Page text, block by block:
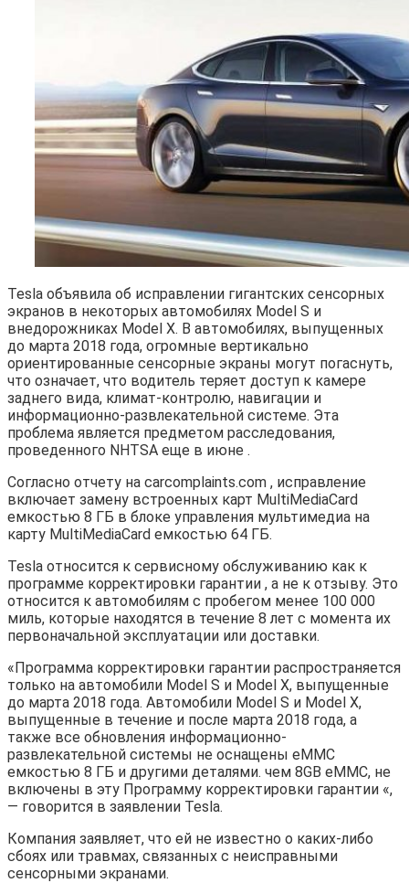
Tesla объявила об исправлении гигантских сенсорных
экранов в некоторых автомобилях Model S и
внедорожниках Model X. В автомобилях, выпущенных
до марта 2018 года, огромные вертикально
ориентированные сенсорные экраны могут погаснуть,
что означает, что водитель теряет доступ к камере
заднего вида, климат-контролю, навигации и
информационно-развлекательной системе. Эта
проблема является предметом расследования,
проведенного NHTSA еще в июне .
Согласно отчету на carcomplaints.com , исправление
включает замену встроенных карт MultiMediaCard
емкостью 8 ГБ в блоке управления мультимедиа на
карту MultiMediaCard емкостью 64 ГБ.
Tesla относится к сервисному обслуживанию как к
программе корректировки гарантии , а не к отзыву. Это
относится к автомобилям с пробегом менее 100 000
миль, которые находятся в течение 8 лет с момента их
первоначальной эксплуатации или доставки.
«Программа корректировки гарантии распространяется
только на автомобили Model S и Model X, выпущенные
до марта 2018 года. Автомобили Model S и Model X,
выпущенные в течение и после марта 2018 года, а
также все обновления информационно-
развлекательной системы не оснащены eMMC
емкостью 8 ГБ и другими деталями. чем 8GB eMMC, не
включены в эту Программу корректировки гарантии «,
— говорится в заявлении Tesla.
Компания заявляет, что ей не известно о каких-либо
сбоях или травмах, связанных с неисправными
сенсорными экранами.